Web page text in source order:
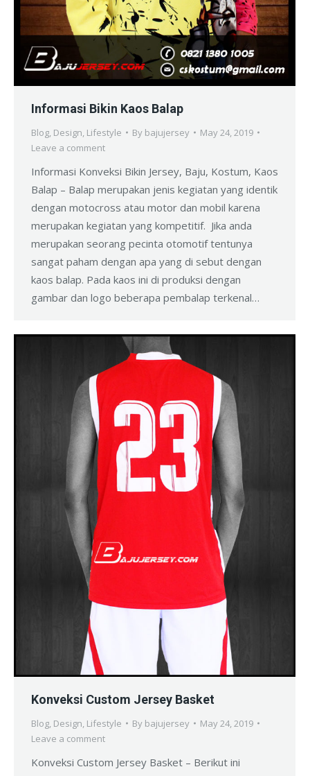
Informasi Bikin Kaos Balap
Blog, Design, Lifestyle By bajujersey
May 24, 2019
Leave a comment
Informasi Konveksi Bikin Jersey, Baju, Kostum, Kaos
Balap – Balap merupakan jenis kegiatan yang identik
dengan motocross atau motor dan mobil karena
merupakan kegiatan yang kompetitif. Jika anda
merupakan seorang pecinta otomotif tentunya
sangat paham dengan apa yang di sebut dengan
kaos balap. Pada kaos ini di produksi dengan
gambar dan logo beberapa pembalap terkenal…
Konveksi Custom Jersey Basket
Blog, Design, Lifestyle By bajujersey
May 24, 2019
Leave a comment
Konveksi Custom Jersey Basket – Berikut ini